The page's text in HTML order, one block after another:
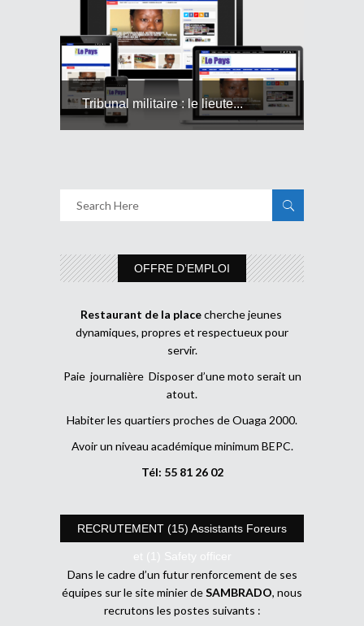
Tribunal militaire : le lieute...
OFFRE D’EMPLOI
Restaurant de la placecherche jeunes
dynamiques, propres et respectueux pour
servir.
Paie journalière Disposer d’une moto serait un
atout.
Habiter les quartiers proches de Ouaga 2000.
Avoir un niveau académique minimum BEPC.
Tél: 55 81 26 02
RECRUTEMENT (15) Assistants Foreurs
et (1) Safety officer
Dans le cadre d’un futur renforcement de ses
équipes sur le site minier deSAMBRADO, nous
recrutons les postes suivants :